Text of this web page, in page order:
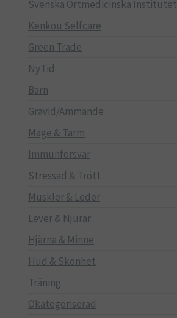
Svenska Örtmedicinska Institutet
Kenkou Selfcare
Green Trade
NyTid
Barn
Gravid/Ammande
Mage & Tarm
Immunförsvar
Stressad & Trött
Muskler & Leder
Lever & Njurar
Hjärna & Minne
Hud & Skönhet
Träning
Okategoriserad